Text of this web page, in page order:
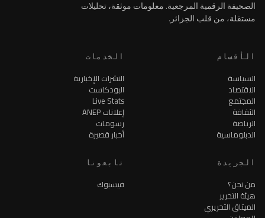
الصحيفة الرقمية المرجعية. معلومات موثقة، تحليلات
مستقلة، من قلب الجزائر.
الأقسام
السياسة
الاقتصاد
المجتمع
الثقافة
الرياضة
الدبلوماسية
الخدمات
النشرات الإخبارية
البودكاست
Live Stats
إعلانات ANEP
رسومات
أخبار قصيرة
الجريدة
من نحن؟
هيئة التحرير
الميثاق التحريري
تابعونا
فيسبوك